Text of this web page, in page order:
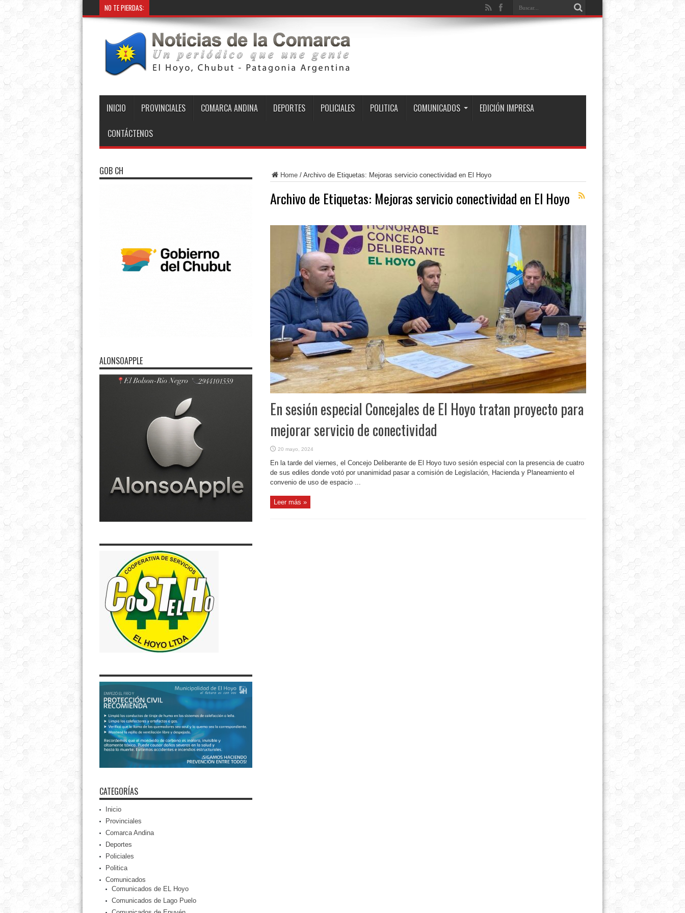
NO TE PIERDAS:
INICIO PROVINCIALES COMARCA ANDINA DEPORTES POLICIALES POLITICA COMUNICADOS EDICIÓN IMPRESA
CONTÁCTENOS
Home/ Archivo de Etiquetas: Mejoras servicio conectividad en El Hoyo
Archivo de Etiquetas: Mejoras servicio conectividad en El Hoyo
En sesión especial Concejales de El Hoyo tratan proyecto para
mejorar servicio de conectividad
20 mayo, 2024
En la tarde del viernes, el Concejo Deliberante de El Hoyo tuvo sesión especial con la presencia de cuatro
de sus ediles donde votó por unanimidad pasar a comisión de Legislación, Hacienda y Planeamiento el
convenio de uso de espacio ...
Leer más »
GOB CH
ALONSOAPPLE
CATEGORÍAS
Inicio
Provinciales
Comarca Andina
Deportes
Policiales
Politica
Comunicados
Comunicados de EL Hoyo
Comunicados de Lago Puelo